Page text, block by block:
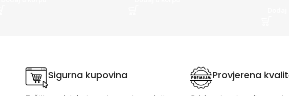
Sigurna kupovina Provjerena